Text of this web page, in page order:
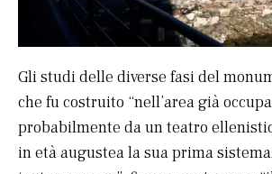
Gli studi delle diverse fasi del
che fu costruito “nell’area già
probabilmente da un teatro
in età augustea la sua prima